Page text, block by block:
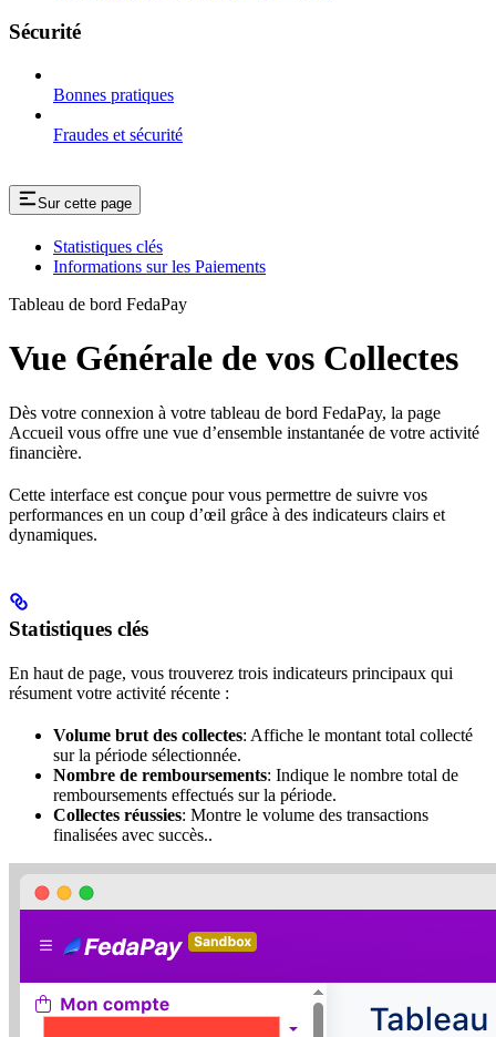
Sécurité
Bonnes pratiques
Fraudes et sécurité
Sur cette page
Statistiques clés
Informations sur les Paiements
Tableau de bord FedaPay
Vue Générale de vos Collectes
Dès votre connexion à votre tableau de bord FedaPay, la page
Accueil vous offre une vue d’ensemble instantanée de votre activité
financière.
Cette interface est conçue pour vous permettre de suivre vos
performances en un coup d’œil grâce à des indicateurs clairs et
dynamiques.
Statistiques clés
En haut de page, vous trouverez trois indicateurs principaux qui
résument votre activité récente :
Volume brut des collectes: Affiche le montant total collecté
sur la période sélectionnée.
Nombre de remboursements: Indique le nombre total de
remboursements effectués sur la période.
Collectes réussies: Montre le volume des transactions
finalisées avec succès..